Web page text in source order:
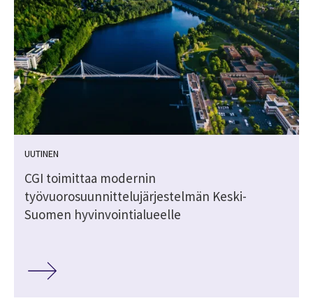
UUTINEN
CGI toimittaa modernin
työvuorosuunnittelujärjestelmän Keski-
Suomen hyvinvointialueelle